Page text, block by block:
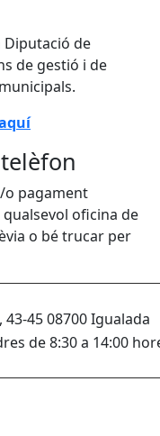
Diputació de
de gestió i de
o pagament
oficina de
o bé trucar per
43-45 08700 Igualada
de 8:30 a 14:00